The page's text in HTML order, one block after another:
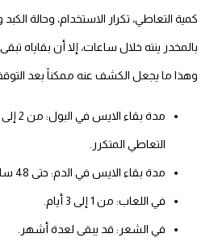
كمية التعاطي، تكرار الاستخدام، وحالة
بالمخدر ينته خلال ساعات، إلا أن بقاياه
وهذا ما يجعل الكشف عنه ممكناً بعد
التعاطي المتكرر.
مدة بقاء الايس في الدم: حتى 48 ساعة تقريباً.
في اللعاب: من 1 إلى 3 أيام.
في الشعر: قد يبقى لعدة أشهر.